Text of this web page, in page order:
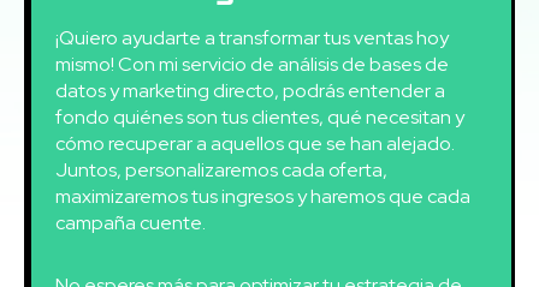
¡Quiero ayudarte a transformar tus ventas hoy
mismo! Con mi servicio de análisis de bases de
datos y marketing directo, podrás entender a
fondo quiénes son tus clientes, qué necesitan y
cómo recuperar a aquellos que se han alejado.
Juntos, personalizaremos cada oferta,
maximizaremos tus ingresos y haremos que cada
campaña cuente.